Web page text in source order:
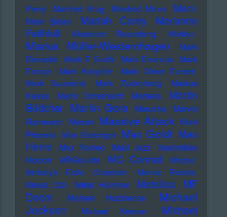
Perry
Manfred Krug Manfred Mann Mani
Marc Bolan Mariah Carey
Marianne
Faithfull
Marianne Rosenberg Marilyn
Marius Müller-Westernhagen
Mark
Benecke Mark E Smith Mark Ernestus Mark
Forster
Mark Knopfler
Mark Oliver Everett
Mark Saunders
Mark Zuckerberg
Markus
Kavka
Marlo Grosshardt Marteria
Martin
Böttcher Martin Gore Marusha
Marvin
Rainwater Massiv Massive Attack Mavi
Phoenix Max Giesinger Max Goldt Max
Herre
Max Romeo Maxi Jazz
Maximilian
Hecker
MBSounds MC Conrad
Meese
Melody's Echo Chamber
Mense Reents
Mesut Özil
Metal Hammer Metallica MF
Doom
Michael Hutchence
Michael
Jackson
Michael Kemner
Michael